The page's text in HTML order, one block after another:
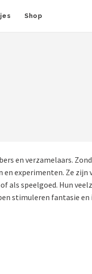
Shop
en verzamelaars.
experimenten. Ze
speelgoed. Hun
stimuleren fantasie